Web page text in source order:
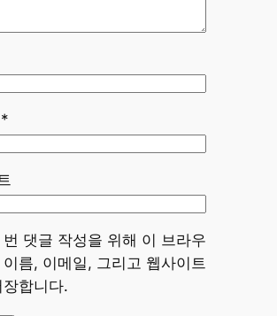
*
번 댓글 작성을 위해 이 브라우
이름, 이메일, 그리고 웹사이트
장합니다.